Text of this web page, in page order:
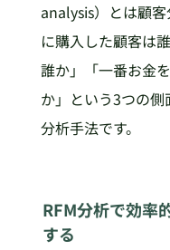
analysis）とは顧
に購入した顧客は
誰か」「一番お金
か」という3つの
分析手法です。
RFM分析で効率
する